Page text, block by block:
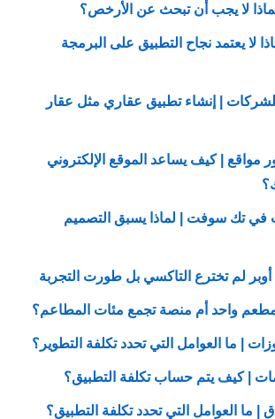
لا يجب أن تبحث عن الأرخص؟
لا يعتمد نجاح التطبيق على البرمجة
| إنشاء تطبيق عقاري مثل عقار
| كيف يساعد الموقع الإلكتروني
في تك سوفت | لماذا يسبق التصميم
لم تخترع التاكسي بل طورت التجربة
واحد أم منصة تجمع مئات المطاعم؟
| ما العوامل التي تحدد تكلفة التطوير؟
| كيف يتم حساب تكلفة التطبيق؟
| ما العوامل التي تحدد تكلفة التطبيق؟